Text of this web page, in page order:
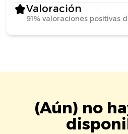
Valoración
91% valoraciones positivas
(Aún) no